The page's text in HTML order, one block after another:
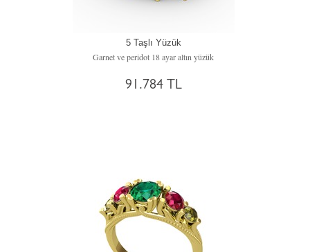
5 Taşlı Yüzük
Garnet ve peridot 18 ayar altın yüzük
91.784 TL